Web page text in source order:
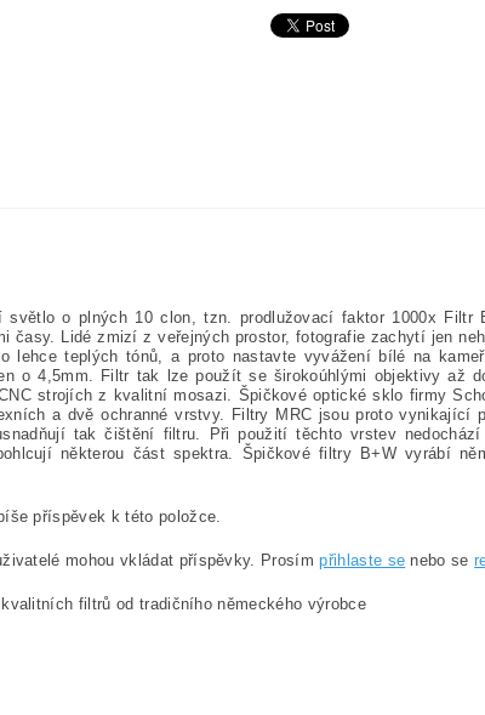
světlo o plných 10 clon, tzn. prodlužovací faktor 1000x
časy. Lidé zmizí z veřejných prostor, fotografie zachytí jen
lehce teplých tónů, a proto nastavte vyvážení bílé na
o 4,5mm. Filtr tak lze použít se širokoúhlými objektivy až
strojích z kvalitní mosazi. Špičkové optické sklo firmy
a dvě ochranné vrstvy. Filtry MRC jsou proto
tak čištění filtru. Při použití těchto vrstev
některou část spektra. Špičkové filtry B+W vyrábí
příspěvek k této položce.
mohou vkládat příspěvky. Prosímpřihlaste se nebo se
filtrů od tradičního německého výrobce